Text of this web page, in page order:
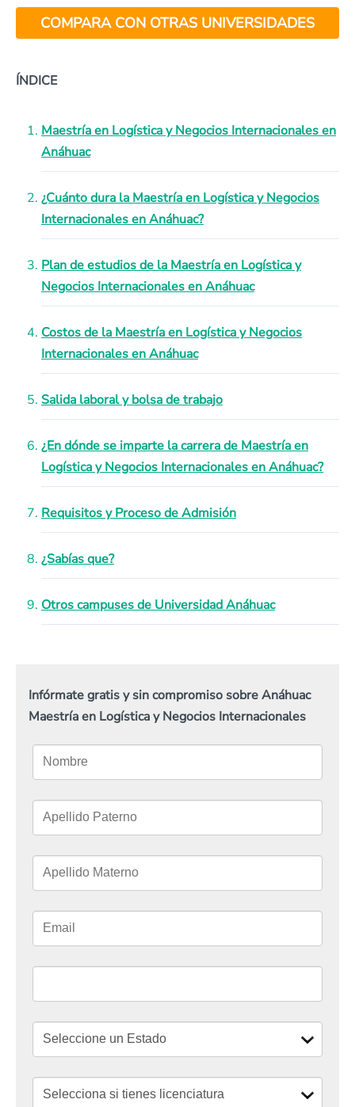
COMPARA CON OTRAS UNIVERSIDADES
ÍNDICE
Maestría en Logística y Negocios Internacionales en
Anáhuac
¿Cuánto dura la Maestría en Logística y Negocios
Internacionales en Anáhuac?
Plan de estudios de la Maestría en Logística y
Negocios Internacionales en Anáhuac
Costos de la Maestría en Logística y Negocios
Internacionales en Anáhuac
Salida laboral y bolsa de trabajo
¿En dónde se imparte la carrera de Maestría en
Logística y Negocios Internacionales en Anáhuac?
Requisitos y Proceso de Admisión
¿Sabías que?
Otros campuses de Universidad Anáhuac
Infórmate gratis y sin compromiso sobre Anáhuac
Maestría en Logística y Negocios Internacionales